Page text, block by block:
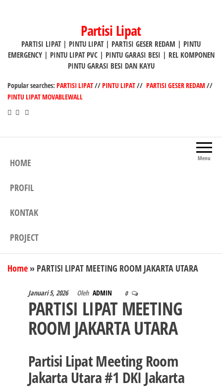
Partisi Lipat
PARTISI LIPAT | PINTU LIPAT | PARTISI GESER REDAM | PINTU
EMERGENCY | PINTU LIPAT PVC | PINTU GARASI BESI | REL KOMPONEN
PINTU GARASI BESI DAN KAYU
Popular searches: PARTISI LIPAT//PINTU LIPAT// PARTISI GESER REDAM//
PINTU LIPAT MOVABLEWALL
Menu
HOME
PROFIL
KONTAK
PROJECT
Home » PARTISI LIPAT MEETING ROOM JAKARTA UTARA
Januari 5, 2026 Oleh ADMIN 0
PARTISI LIPAT MEETING
ROOM JAKARTA UTARA
Partisi Lipat Meeting Room
Jakarta Utara #1 DKI Jakarta